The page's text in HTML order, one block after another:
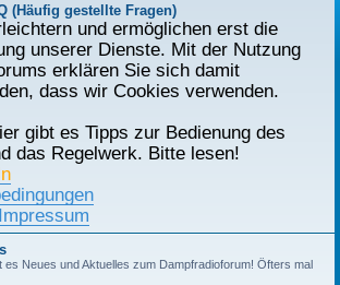
(Häufig gestellte Fragen)
und ermöglichen erst die
unserer Dienste. Mit der Nutzung
erklären Sie sich damit
dass wir Cookies verwenden.
gibt es Tipps zur Bedienung des
das Regelwerk. Bitte lesen!
es Neues und Aktuelles zum Dampfradioforum! Öfters mal